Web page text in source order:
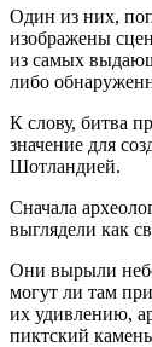
Один из них,
изображены
из самых
либо
К слову, битва
значение для
Шотландией.
Сначала
выглядели как
Они вырыли
могут ли там
их удивлению,
пиктский